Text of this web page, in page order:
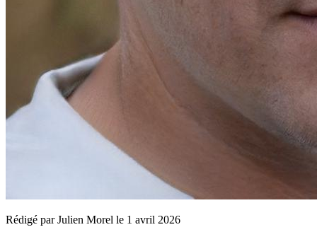
Rédigé par Julien Morel le 1 avril 2026